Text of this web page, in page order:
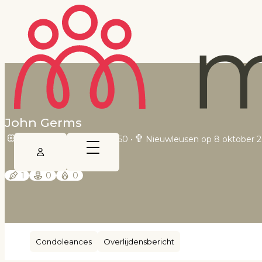
John Germs
Veenendaal op 16 mei 1950 • Nieuwleusen op 8 oktober
1 0 0
Condoleances Overlijdensbericht